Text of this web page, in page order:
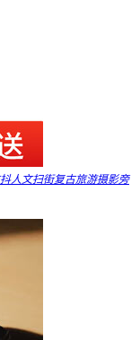
人文扫街复古旅游摄影旁